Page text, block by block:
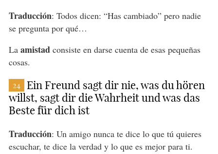
Traducción: Todos dicen: “Has cambiado” pero nadie
se pregunta por qué…
La amistadconsiste en darse cuenta de esas pequeñas
cosas.
24
Ein Freund sagt dir nie, was du hören
willst, sagt dir die Wahrheit und was das
Beste für dich ist
Traducción: Un amigo nunca te dice lo que tú quieres
escuchar, te dice la verdad y lo que es mejor para ti.